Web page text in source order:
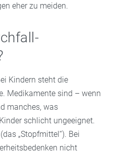
eher zu meiden.
Kindern steht die
Medikamente sind – wenn
manches, was
schlicht ungeeignet.
„Stopfmittel“). Bei
nicht